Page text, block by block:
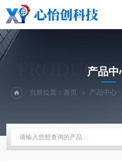
产品中
当前位置：首页 产品中心